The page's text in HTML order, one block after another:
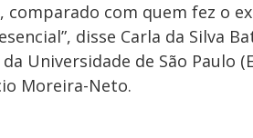
com quem fez o
disse Carla da Silva
Universidade de São Paulo
Moreira-Neto.